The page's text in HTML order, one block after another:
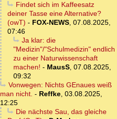
Findet sich im Kaffeesatz
deiner Tasse eine Alternative?
(owT) - FOX-NEWS, 07.08.2025,
07:46
Ja klar: die
"Medizin"/"Schulmedizin" endlich
zu einer Naturwissenschaft
machen! - MausS, 07.08.2025,
09:32
Vonwegen: Nichts GEnaues weiß
man nicht. - Reffke, 03.08.2025,
12:25
Die nächste Sau, das gleiche